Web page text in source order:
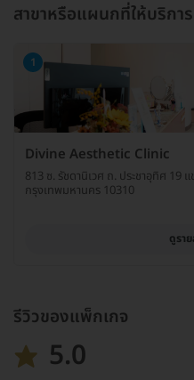
สาขาหรือแผนกที่ให้บริการ
1
Divine Aesthetic Clinic
813 ซ. รัชดานิเวศ ถ. ประชาอุทิศ 19
กรุงเทพมหานคร 10310
ดูรา
รีวิวของแพ็กเกจ
5.0